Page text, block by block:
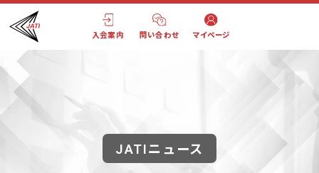
入会案内 問い合わせ マイページ
JATIニュース